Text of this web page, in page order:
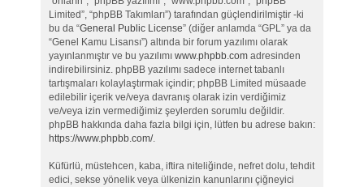
Limited”, “phpBB Takımları”) tarafından güçlendirilmiştir -ki
bu da “General Public License” (diğer anlamda “GPL” ya da
“Genel Kamu Lisansı”) altında bir forum yazılımı olarak
yayınlanmıştır ve bu yazılımı www.phpbb.comadresinden
indirebilirsiniz. phpBB yazılımı sadece internet tabanlı
tartışmaları kolaylaştırmak içindir; phpBB Limited müsaade
edilebilir içerik ve/veya davranış olarak izin verdiğimiz
ve/veya izin vermediğimiz şeylerden sorumlu değildir.
phpBB hakkında daha fazla bilgi için, lütfen bu adrese bakın:
https://www.phpbb.com/.
Küfürlü, müstehcen, kaba, iftira niteliğinde, nefret dolu, tehdit
edici, sekse yönelik veya ülkenizin kanunlarını çiğneyici